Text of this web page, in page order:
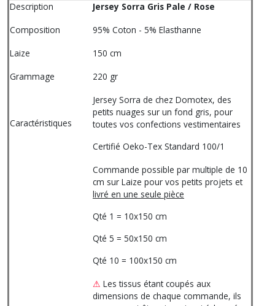
Description
Jersey Sorra Gris Pale / Rose
Composition
95% Coton - 5% Elasthanne
Laize
150 cm
Grammage
220 gr
Caractéristiques
Jersey Sorra de chez Domotex, des
petits nuages sur un fond gris, pour
toutes vos confections vestimentaires
Certifié Oeko-Tex Standard 100/1
Commande possible par multiple de 10
cm sur Laize pour vos petits projets et
livré en une seule pièce
Qté 1 = 10x150 cm
Qté 5 = 50x150 cm
Qté 10 = 100x150 cm
⚠ Les tissus étant coupés aux
dimensions de chaque commande, ils